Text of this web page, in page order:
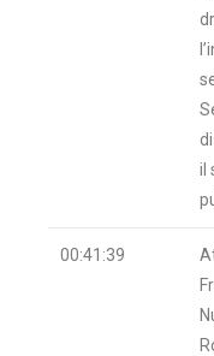
il
00:41:39